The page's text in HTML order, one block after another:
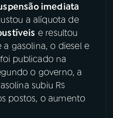
Facebook
X
imediata
a alíquota de
e resultou
gasolina, o diesel e
publicado na
o governo, a
subiu R$
postos, o aumento